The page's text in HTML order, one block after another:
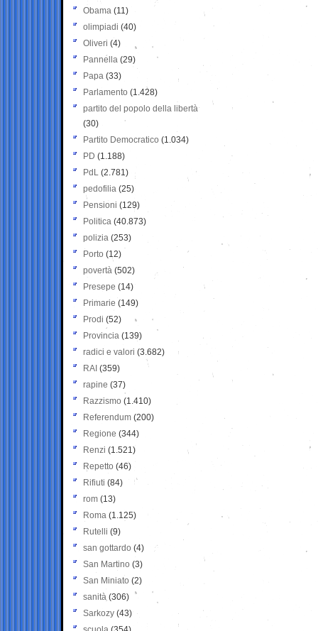
Obama (11)
olimpiadi (40)
Oliveri (4)
Pannella (29)
Papa (33)
Parlamento (1.428)
partito del popolo della libertà
(30)
Partito Democratico (1.034)
PD (1.188)
PdL (2.781)
pedofilia (25)
Pensioni (129)
Politica (40.873)
polizia (253)
Porto (12)
povertà (502)
Presepe (14)
Primarie (149)
Prodi (52)
Provincia (139)
radici e valori (3.682)
RAI (359)
rapine (37)
Razzismo (1.410)
Referendum (200)
Regione (344)
Renzi (1.521)
Repetto (46)
Rifiuti (84)
rom (13)
Roma (1.125)
Rutelli (9)
san gottardo (4)
San Martino (3)
San Miniato (2)
sanità (306)
Sarkozy (43)